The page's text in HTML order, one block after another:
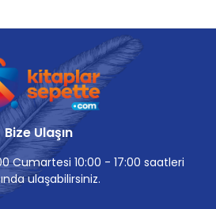
Bize Ulaşın
Cumartesi 10:00 - 17:00 saatleri
ulaşabilirsiniz.